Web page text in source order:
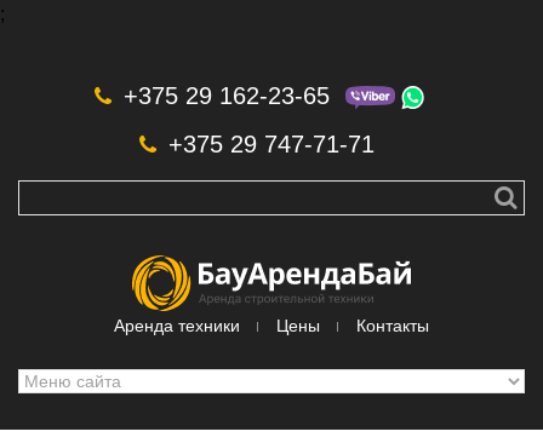
;
+375 29 162-23-65
+375 29 747-71-71
Аренда техники Цены Контакты